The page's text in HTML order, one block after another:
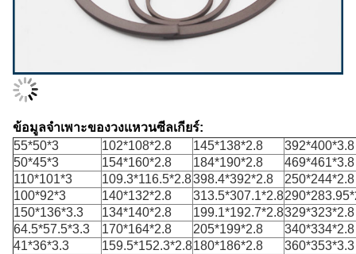
ข้อมูลจำเพาะของวงแหวนซีลเกียร์:
55*50*3
102*108*2.8 145*138*2.8
392*400*3.8
50*45*3
154*160*2.8 184*190*2.8
469*461*3.8
110*101*3
109.3*116.5*2.8398.4*392*2.8
250*244*2.8
100*92*3
140*132*2.8 313.5*307.1*2.8
150*136*3.3
134*140*2.8 199.1*192.7*2.8329*323*2.8
64.5*57.5*3.3
170*164*2.8 205*199*2.8
340*334*2.8
41*36*3.3
159.5*152.3*2.8180*186*2.8
360*353*3.3